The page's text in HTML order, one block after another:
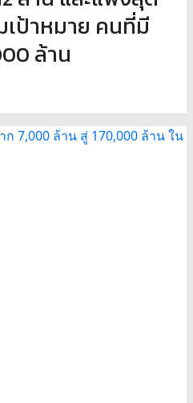
เป้าหมาย คนที่มี
ล้าน